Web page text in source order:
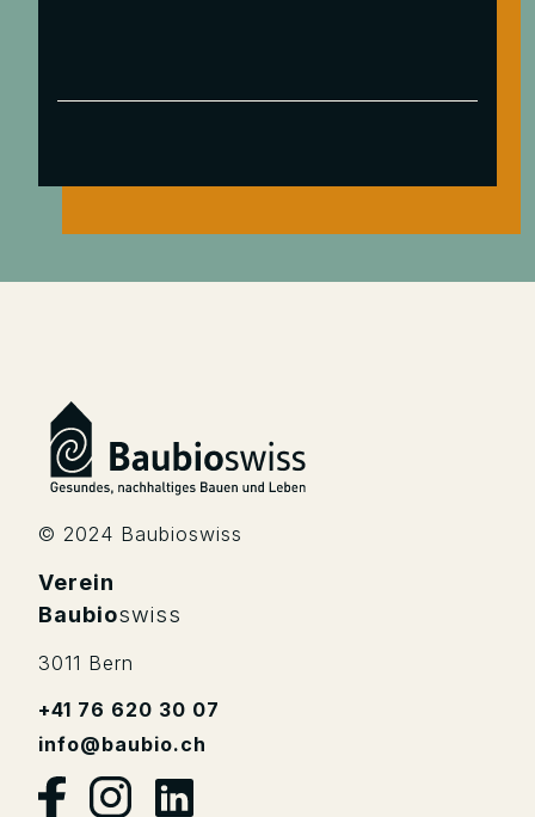
© 2024 Baubioswiss
Verein
Baubioswiss
3011 Bern
+41 76 620 30 07
info@baubio.ch